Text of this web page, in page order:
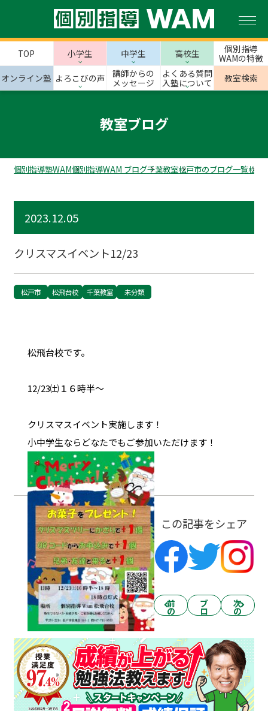
TOP 小学生 中学生 高校生
個別指導
WAMの特徴
オンライン塾 よろこびの声
講師からの
メッセージ
よくある質問
入塾について
教室検索
教室ブログ
個別指導塾WAM個別指導WAM ブログ千葉教室松戸市のブログ一覧松飛
2023.12.05
クリスマスイベント12/23
松戸市 松飛台校 千葉教室 未分類
松飛台校です。
12/23㈯１６時半～
クリスマスイベント実施します！
小中学生ならどなたでもご参加いただけます！
この記事をシェア
前
の
記
ブ
ロ
グ
へ
次
の
記